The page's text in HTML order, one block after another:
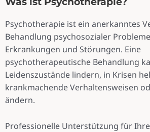
Psychotherapie ist ein anerkanntes
Behandlung psychosozialer
Erkrankungen und Störungen. Eine
psychotherapeutische Behandlung
Leidenszustände lindern, in Krisen
krankmachende Verhaltensweisen
ändern.
Professionelle Unterstützung für